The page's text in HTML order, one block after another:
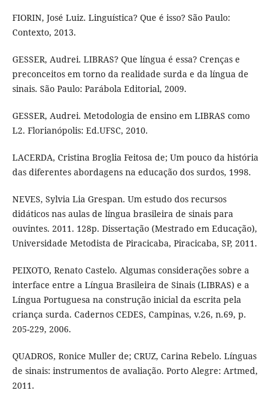
FIORIN, José Luiz. Linguística? Que é isso? São Paulo:
Contexto, 2013.
GESSER, Audrei. LIBRAS? Que língua é essa? Crenças e
preconceitos em torno da realidade surda e da língua de
sinais. São Paulo: Parábola Editorial, 2009.
GESSER, Audrei. Metodologia de ensino em LIBRAS como
L2. Florianópolis: Ed.UFSC, 2010.
LACERDA, Cristina Broglia Feitosa de; Um pouco da história
das diferentes abordagens na educação dos surdos, 1998.
NEVES, Sylvia Lia Grespan. Um estudo dos recursos
didáticos nas aulas de língua brasileira de sinais para
ouvintes. 2011. 128p. Dissertação (Mestrado em Educação),
Universidade Metodista de Piracicaba, Piracicaba, SP, 2011.
PEIXOTO, Renato Castelo. Algumas considerações sobre a
interface entre a Língua Brasileira de Sinais (LIBRAS) e a
Língua Portuguesa na construção inicial da escrita pela
criança surda. Cadernos CEDES, Campinas, v.26, n.69, p.
205-229, 2006.
QUADROS, Ronice Muller de; CRUZ, Carina Rebelo. Línguas
de sinais: instrumentos de avaliação. Porto Alegre: Artmed,
2011.